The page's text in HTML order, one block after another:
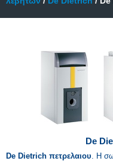
De
De Dietrich πετρελαιου . Η